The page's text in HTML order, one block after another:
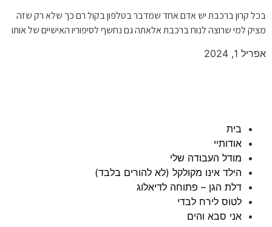
בכל קרון ברכבת יש אדם אחד שמדבר בטלפון בקול רם כך שלא רק שזה
מציק למי שרוצה לנוח ברכבת אלאתה גם נחשף לסיפוריו האישיים של אותו
אפריל 1, 2024
בית
אודותיי
מודל העבודה שלי
הילד אינו מקולקל (לא להורים בלבד)
דלת הגן – פתוחה לדיאלוג
לטוס לירח לבדי
אני סבא והים